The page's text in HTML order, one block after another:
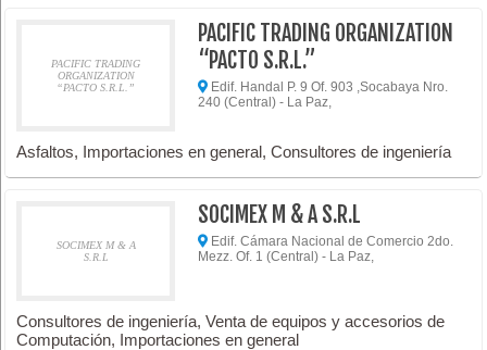
PACIFIC TRADING
ORGANIZATION
“PACTO S.R.L.”
PACIFIC TRADING ORGANIZATION
“PACTO S.R.L.”
Edif. Handal P. 9 Of. 903 ,Socabaya Nro.
240 (Central) - La Paz,
Asfaltos, Importaciones en general, Consultores de ingeniería
SOCIMEX M & A
S.R.L
SOCIMEX M & A S.R.L
Edif. Cámara Nacional de Comercio 2do.
Mezz. Of. 1 (Central) - La Paz,
Consultores de ingeniería, Venta de equipos y accesorios de
Computación, Importaciones en general